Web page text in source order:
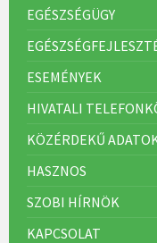
EGÉSZSÉGÜGY
ESEMÉNYEK
HIVATALI
KÖZÉRDEKŰ
HASZNOS
SZOBI HÍRNÖK
KAPCSOLAT